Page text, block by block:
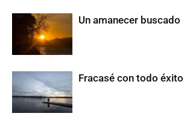
Un amanecer buscado
Fracasé con todo éxito